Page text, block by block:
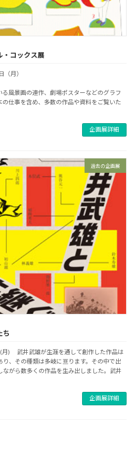
・コックス展
月）
風景画の連作、劇場ポスターなどのグラフ
の仕事を含め、多数の作品や資料をご覧いた
企画展詳細
過去の企画展
ち
) 武井武雄が生涯を通して創作した作品は
、その種類は多岐に亘ります。その中で出
がら数多くの作品を生み出しました。武井
企画展詳細